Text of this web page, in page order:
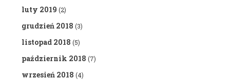
luty 2019 (2)
grudzień 2018 (3)
listopad 2018 (5)
październik 2018 (7)
wrzesień 2018 (4)